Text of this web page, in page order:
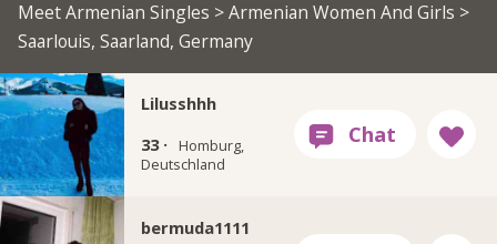
Meet Armenian Singles >Armenian Women And Girls >
Saarlouis, Saarland, Germany
Lilusshhh
33 ·
Homburg,
Deutschland
bermuda1111